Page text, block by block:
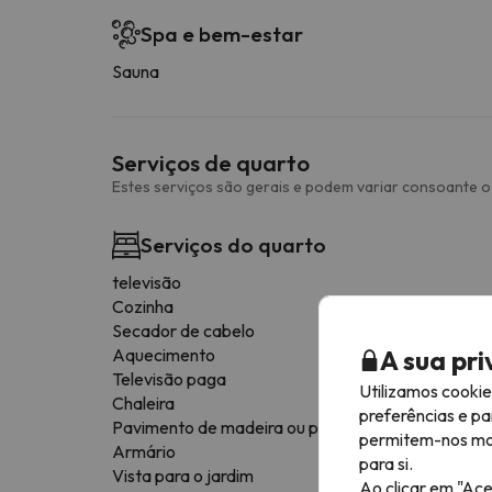
Spa e bem-estar
Sauna
Serviços de quarto
Estes serviços são gerais e podem variar consoante
Serviços do quarto
televisão
Cozinha
Secador de cabelo
Aquecimento
Televisão paga
Chaleira
Pavimento de madeira ou parquet
Armário
Vista para o jardim
A sua
Utilizamos
preferências e
permitem-nos
para si.
Ao clicar em